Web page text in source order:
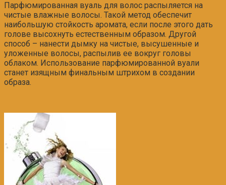
Парфюмированная вуаль для волос распыляется на
чистые влажные волосы. Такой метод обеспечит
наибольшую стойкость аромата, если после этого дать
голове высохнуть естественным образом. Другой
способ – нанести дымку на чистые, высушенные и
уложенные волосы, распылив ее вокруг головы
облаком. Использование парфюмированной вуали
станет изящным финальным штрихом в создании
образа.